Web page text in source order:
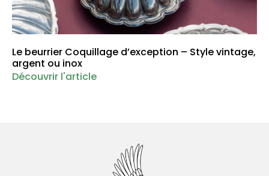
Le beurrier Coquillage d’exception – Style vintage,
argent ou inox
Découvrir l'article